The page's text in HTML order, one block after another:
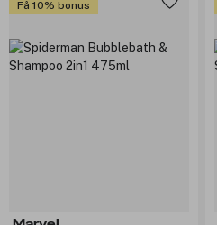
Få 10% bonus